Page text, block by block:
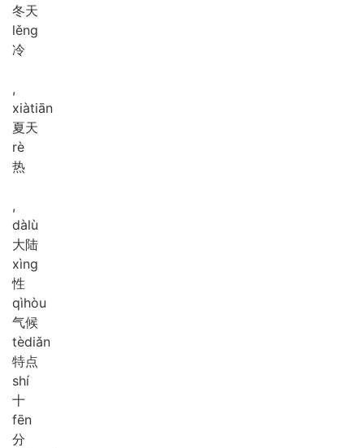
冬天
lěng
冷
,
xiàtiān
夏天
rè
热
,
dàlù
大陆
xìng
性
qìhòu
气候
tèdiǎn
特点
shí
十
fēn
分